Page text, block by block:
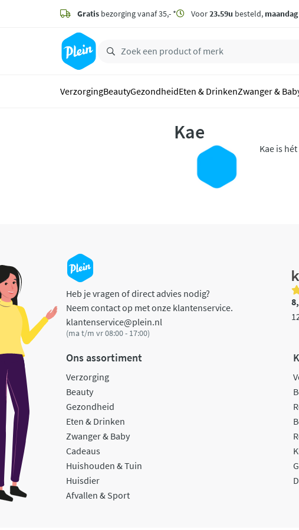
zoeken
hoofdinhoud
Gratis bezorging vanaf 35,- * Voor23.59u besteld, maandag
VerzorgingBeautyGezondheidEten & DrinkenZwanger &
Kae
Kae is
Heb je vragen of direct advies nodig?
Neem contact op met onze klantenservice.
klantenservice@plein.nl
(ma t/m vr 08:00 - 17:00)
Ons assortiment
Verzorging
Beauty
Gezondheid
Eten & Drinken
Zwanger & Baby
Cadeaus
Huishouden & Tuin
Huisdier
Afvallen & Sport